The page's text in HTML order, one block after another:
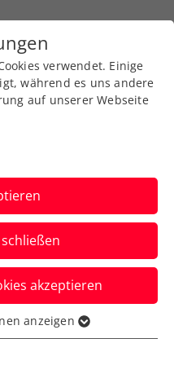
verwendet. Einige
während es uns andere
auf unserer Webseite
akzeptieren
grundlegende
anzeigen